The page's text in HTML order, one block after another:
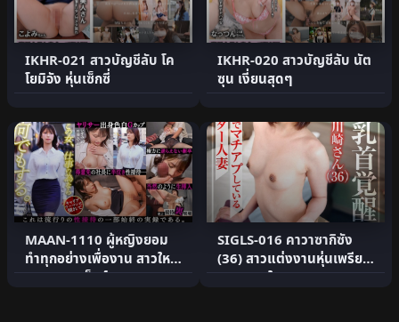
IKHR-021 สาวบัญชีลับ โค
โยมิจัง หุ่นเซ็กซี่
IKHR-020 สาวบัญชีลับ นัต
ซุน เงี่ยนสุดๆ
MAAN-1110 ผู้หญิงยอม
ทำทุกอย่างเพื่องาน สาวใหม่
จากชมรมเซ็กส์
SIGLS-016 คาวาซากิซัง
(36) สาวแต่งงานหุ่นเพรียว
แอบนอกใจ